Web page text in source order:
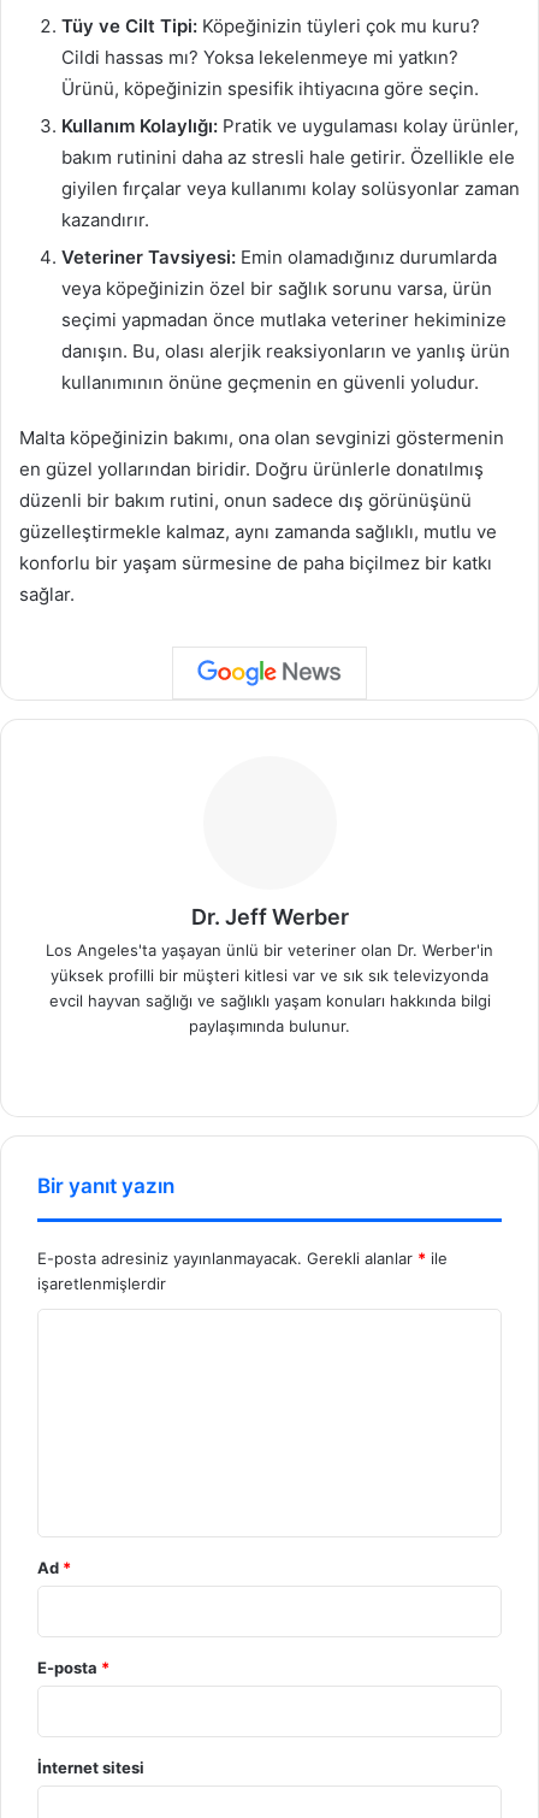
Tüy ve Cilt Tipi: Köpeğinizin tüyleri çok mu kuru?
Cildi hassas mı? Yoksa lekelenmeye mi yatkın?
Ürünü, köpeğinizin spesifik ihtiyacına göre seçin.
Kullanım Kolaylığı: Pratik ve uygulaması kolay ürünler,
bakım rutinini daha az stresli hale getirir. Özellikle ele
giyilen fırçalar veya kullanımı kolay solüsyonlar zaman
kazandırır.
Veteriner Tavsiyesi: Emin olamadığınız durumlarda
veya köpeğinizin özel bir sağlık sorunu varsa, ürün
seçimi yapmadan önce mutlaka veteriner hekiminize
danışın. Bu, olası alerjik reaksiyonların ve yanlış ürün
kullanımının önüne geçmenin en güvenli yoludur.
Malta köpeğinizin bakımı, ona olan sevginizi göstermenin
en güzel yollarından biridir. Doğru ürünlerle donatılmış
düzenli bir bakım rutini, onun sadece dış görünüşünü
güzelleştirmekle kalmaz, aynı zamanda sağlıklı, mutlu ve
konforlu bir yaşam sürmesine de paha biçilmez bir katkı
sağlar.
Dr. Jeff Werber
Los Angeles'ta yaşayan ünlü bir veteriner olan Dr. Werber'in
yüksek profilli bir müşteri kitlesi var ve sık sık televizyonda
evcil hayvan sağlığı ve sağlıklı yaşam konuları hakkında bilgi
paylaşımında bulunur.
sit
Bir yanıt yazın
E-posta adresiniz yayınlanmayacak. Gerekli alanlar * ile
işaretlenmişlerdir
Ad *
E-posta *
İnternet sitesi